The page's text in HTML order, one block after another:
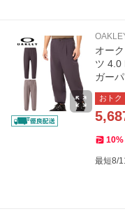
オー
ツ 4.0
ガー
ズ ス
おトク
10%
最短8/